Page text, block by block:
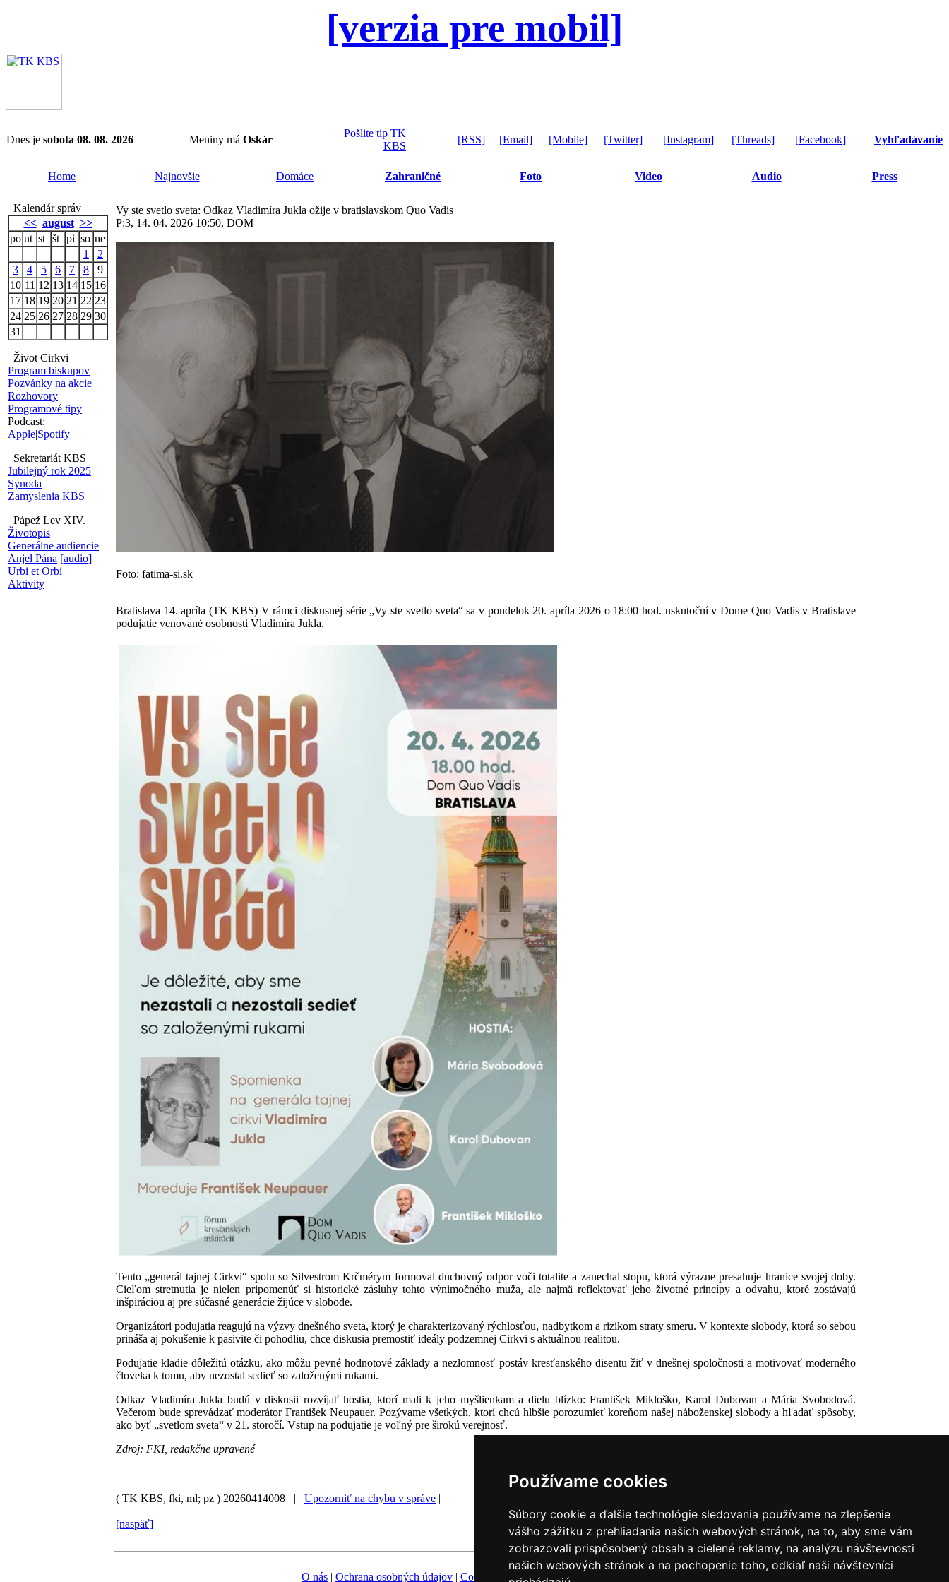
Používame cookies
Súbory cookie a ďalšie technológie sledovania používame na zlepšenie
vášho zážitku z prehliadania našich webových stránok, na to, aby sme vám
zobrazovali prispôsobený obsah a cielené reklamy, na analýzu návštevnosti
našich webových stránok a na pochopenie toho, odkiaľ naši návštevníci
[verzia pre mobil]
Dnes je sobota 08. 08. 2026 Meniny má Oskár
Pošlite tip TK
KBS
[RSS] [Email] [Mobile] [Twitter] [Instagram] [Threads] [Facebook] Vyhľadávanie
Home Najnovšie Domáce Zahraničné Foto Video Audio Press
Kalendár správ
<< august >>
po ut st št pi so ne
1
2
3
4 5 6 7 8
9
10 11 12 13 14 15 16
17 18 19 20 21 22 23
24 25 26 27 28 29 30
31
Život Cirkvi
Program biskupov
Pozvánky na akcie
Rozhovory
Programové tipy
Podcast:
Apple|Spotify
Sekretariát KBS
Jubilejný rok 2025
Synoda
Zamyslenia KBS
Pápež Lev XIV.
Životopis
Generálne audiencie
Anjel Pána [audio]
Urbi et Orbi
Aktivity
Vy ste svetlo sveta: Odkaz Vladimíra Jukla ožije v bratislavskom Quo Vadis
P:3, 14. 04. 2026 10:50, DOM
Foto: fatima-si.sk
Bratislava 14. apríla (TK KBS) V rámci diskusnej série „Vy ste svetlo sveta“ sa v pondelok 20. apríla 2026 o 18:00 hod. uskutoční v Dome Quo Vadis v Bratislave
podujatie venované osobnosti Vladimíra Jukla.
Tento „generál tajnej Cirkvi“ spolu so Silvestrom Krčmérym formoval duchovný odpor voči totalite a zanechal stopu, ktorá výrazne presahuje hranice svojej doby.
Cieľom stretnutia je nielen pripomenúť si historické zásluhy tohto výnimočného muža, ale najmä reflektovať jeho životné princípy a odvahu, ktoré zostávajú
inšpiráciou aj pre súčasné generácie žijúce v slobode.
Organizátori podujatia reagujú na výzvy dnešného sveta, ktorý je charakterizovaný rýchlosťou, nadbytkom a rizikom straty smeru. V kontexte slobody, ktorá so sebou
prináša aj pokušenie k pasivite či pohodliu, chce diskusia premostiť ideály podzemnej Cirkvi s aktuálnou realitou.
Podujatie kladie dôležitú otázku, ako môžu pevné hodnotové základy a nezlomnosť postáv kresťanského disentu žiť v dnešnej spoločnosti a motivovať moderného
človeka k tomu, aby nezostal sedieť so založenými rukami.
Odkaz Vladimíra Jukla budú v diskusii rozvíjať hostia, ktorí mali k jeho myšlienkam a dielu blízko: František Mikloško, Karol Dubovan a Mária Svobodová.
Večerom bude sprevádzať moderátor František Neupauer. Pozývame všetkých, ktorí chcú hlbšie porozumieť koreňom našej náboženskej slobody a hľadať spôsoby,
ako byť „svetlom sveta“ v 21. storočí. Vstup na podujatie je voľný pre širokú verejnosť.
Zdroj: FKI, redakčne upravené
( TK KBS, fki, ml; pz ) 20260414008 | Upozorniť na chybu v správe |
[naspäť]
O nás | Ochrana osobných údajov | Copyright Fotobanka |Hovorca KBS